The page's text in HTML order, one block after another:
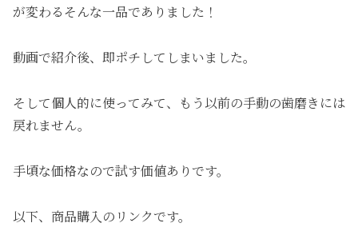
が変わるそんな一品でありました！
動画で紹介後、即ポチしてしまいました。
そして個人的に使ってみて、もう以前の手動の歯磨きには
戻れません。
手頃な価格なので試す価値ありです。
以下、商品購入のリンクです。